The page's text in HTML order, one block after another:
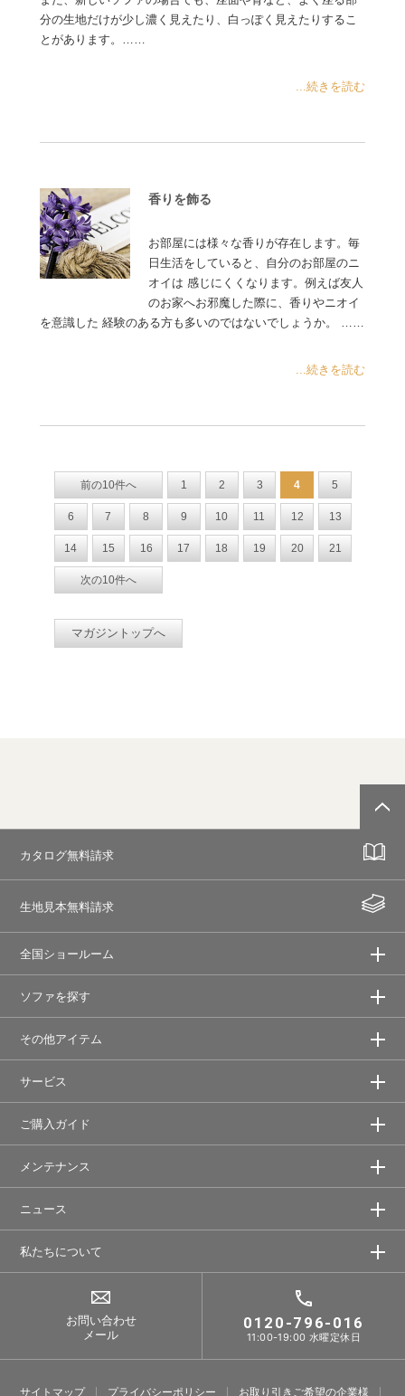
分の生地だけが少し濃く見えたり、白っぽく見えたりするこ
とがあります。……
...続きを読む
香りを飾る
お部屋には様々な香りが存在します。毎
日生活をしていると、自分のお部屋のニ
オイは 感じにくくなります。例えば友人
のお家へお邪魔した際に、香りやニオイ
を意識した 経験のある方も多いのではないでしょうか。 ……
...続きを読む
前の10件へ 1 2 3 4 5
6 7 8 9 10 11 12 13
14 15 16 17 18 19 20 21
次の10件へ
マガジントップへ
カタログ無料請求
生地見本無料請求
全国ショールーム
ソファを探す
その他アイテム
サービス
ご購入ガイド
メンテナンス
ニュース
私たちについて
お問い合わせ
メール
0120-796-016
11:00-19:00 水曜定休日
サイトマップ プライバシーポリシー お取り引きご希望の企業様